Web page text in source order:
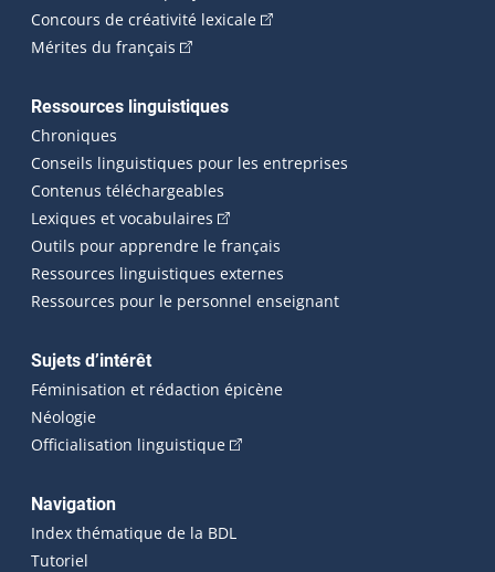
Concours de créativité lexicale(Cet hyperlien externe
Mérites du français (Cet hyperlien externe s'ouvrira dans une
Ressources linguistiques
Chroniques
Conseils linguistiques pour les entreprises
Contenus téléchargeables
Lexiques et vocabulaires (Cet hyperlien externe s'ouvrira
Outils pour apprendre le français
Ressources linguistiques externes
Ressources pour le personnel enseignant
Sujets d’intérêt
Féminisation et rédaction épicène
Néologie
Officialisation linguistique(Cet hyperlien externe s'ouvrira
Navigation
Index thématique de la BDL
Tutoriel